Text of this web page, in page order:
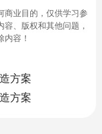
商业目的，仅供学习参
、版权和其他问题，
容！
方案
方案